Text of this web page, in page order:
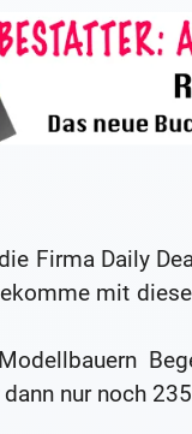
Firma Daily
mit
dann nur noch